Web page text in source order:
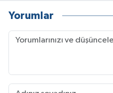
Yorumlar